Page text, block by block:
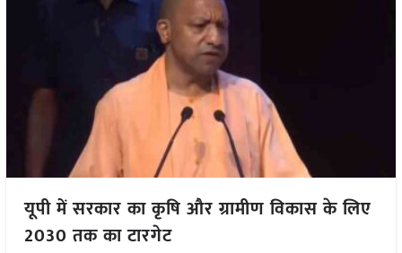
यूपी में सरकार का कृषि और ग्रामीण विकास के लिए
2030 तक का टारगेट